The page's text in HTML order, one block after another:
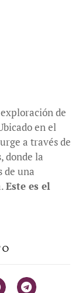
de
en el
a través de
donde la
de una
Este es el